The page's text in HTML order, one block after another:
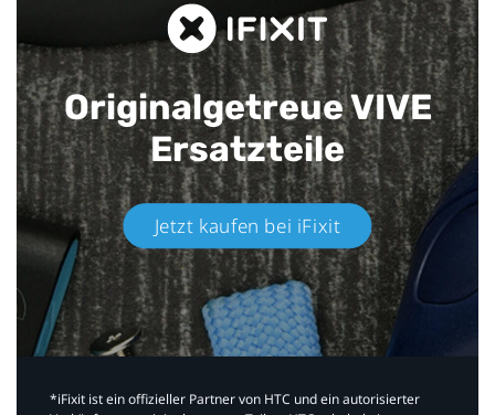
Originalgetreue VIVE
Ersatzteile
Jetzt kaufen bei iFixit​
*iFixit ist ein offizieller Partner von HTC und ein autorisierter